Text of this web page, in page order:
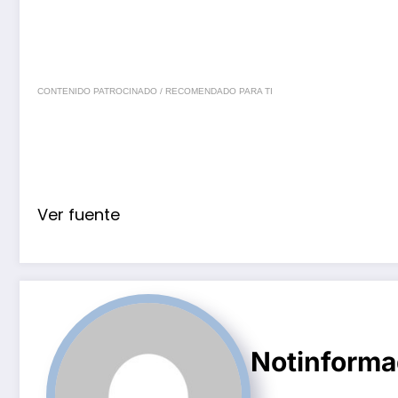
CONTENIDO PATROCINADO / RECOMENDADO PARA TI
Ver fuente